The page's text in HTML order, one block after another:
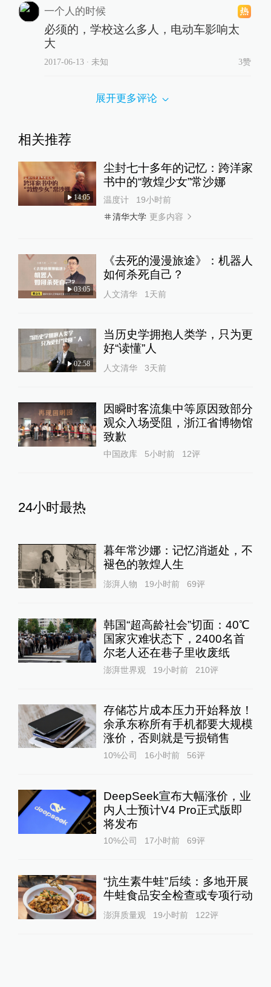
一个人的时候
必须的，学校这么多人，电动车影响太
大
2017-06-13∙ 未知 3赞
展开更多评论
相关推荐
14:05
尘封七十多年的记忆：跨洋家
书中的“敦煌少女”常沙娜
温度计
19小时前
清华大学 更多内容
03:05
《去死的漫漫旅途》：机器人
如何杀死自己？
人文清华 1天前
02:58
当历史学拥抱人类学，只为更
好“读懂”人
人文清华 3天前
因瞬时客流集中等原因致部分
观众入场受阻，浙江省博物馆
致歉
中国政库 5小时前 12评
24小时最热
暮年常沙娜：记忆消逝处，不
褪色的敦煌人生
澎湃人物 19小时前 69评
韩国“超高龄社会”切面：40℃
国家灾难状态下，2400名首
尔老人还在巷子里收废纸
澎湃世界观 19小时前 210评
存储芯片成本压力开始释放！
余承东称所有手机都要大规模
涨价，否则就是亏损销售
10%公司 16小时前 56评
DeepSeek宣布大幅涨价，业
内人士预计V4 Pro正式版即
将发布
10%公司 17小时前 69评
“抗生素牛蛙”后续：多地开展
牛蛙食品安全检查或专项行动
澎湃质量观 19小时前 122评